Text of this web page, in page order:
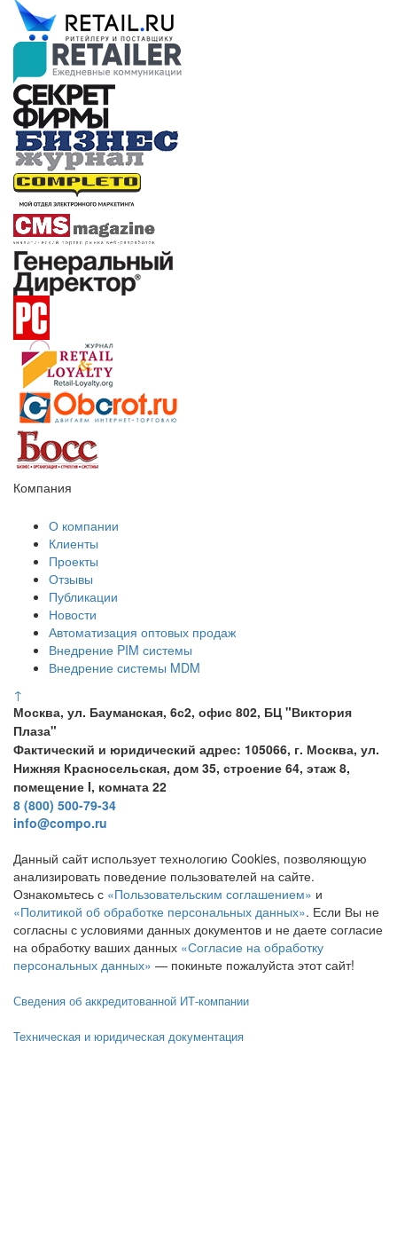
Компания
О компании
Клиенты
Проекты
Отзывы
Публикации
Новости
Автоматизация оптовых продаж
Внедрение PIM системы
Внедрение системы MDM
↑
Москва, ул. Бауманская, 6с2, офис 802, БЦ "Виктория
Плаза"
Фактический и юридический адрес: 105066, г. Москва, ул.
Нижняя Красносельская, дом 35, строение 64, этаж 8,
помещение I, комната 22
8 (800) 500-79-34
info@compo.ru
Данный сайт использует технологию Cookies, позволяющую
анализировать поведение пользователей на сайте.
Ознакомьтесь с «Пользовательским соглашением» и
«Политикой об обработке персональных данных». Если Вы не
согласны с условиями данных документов и не даете согласие
на обработку ваших данных «Согласие на обработку
персональных данных» — покиньте пожалуйста этот сайт!
Сведения об аккредитованной ИТ-компании
Техническая и юридическая документация